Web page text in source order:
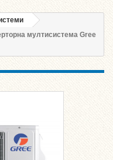
мултисистема Gree